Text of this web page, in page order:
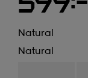
Natural
Natural